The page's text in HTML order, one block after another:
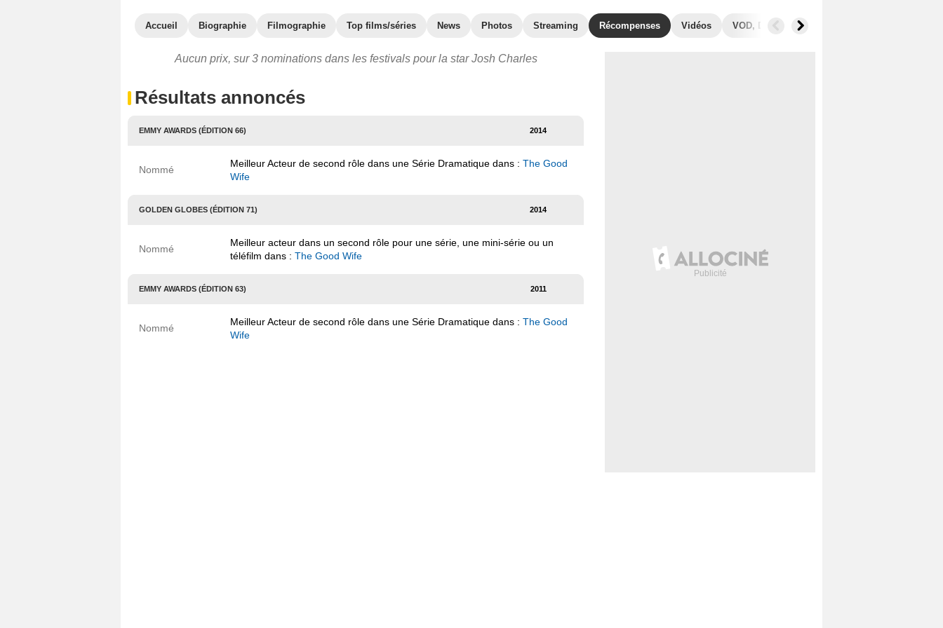
Accueil Biographie Filmographie Top films/séries News Photos Streaming Récompenses Vidéos VOD, DVD
Aucun prix, sur 3 nominations dans les festivals pour la star Josh Charles
Résultats annoncés
EMMY AWARDS (ÉDITION 66) 2014
Nommé
Meilleur Acteur de second rôle dans une Série Dramatique dans : The Good
Wife
GOLDEN GLOBES (ÉDITION 71) 2014
Nommé
Meilleur acteur dans un second rôle pour une série, une mini-série ou un
téléfilm dans : The Good Wife
EMMY AWARDS (ÉDITION 63) 2011
Nommé
Meilleur Acteur de second rôle dans une Série Dramatique dans : The Good
Wife